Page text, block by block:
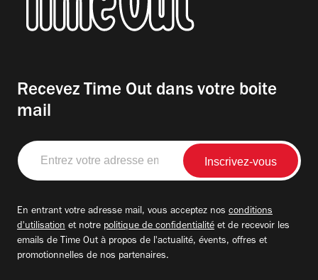
Recevez Time Out dans votre boite
mail
Entrez
votre
adresse
En entrant votre adresse mail, vous acceptez nos conditions
d'utilisation et notre politique de confidentialité et de recevoir les
emails de Time Out à propos de l'actualité, évents, offres et
promotionnelles de nos partenaires.